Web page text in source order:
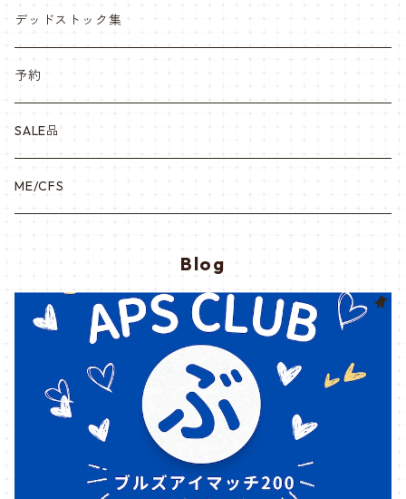
デッドストック集
予約
SALE品
ME/CFS
Blog